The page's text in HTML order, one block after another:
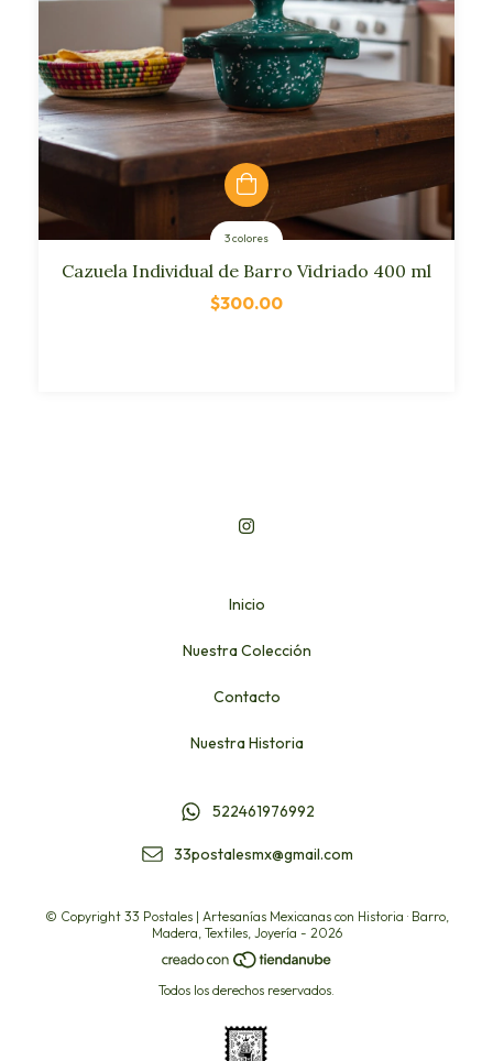
3 colores
Cazuela Individual de Barro Vidriado 400 ml
$300.00
Inicio
Nuestra Colección
Contacto
Nuestra Historia
522461976992
33postalesmx@gmail.com
© Copyright 33 Postales | Artesanías Mexicanas con Historia · Barro,
Madera, Textiles, Joyería - 2026
Todos los derechos reservados.